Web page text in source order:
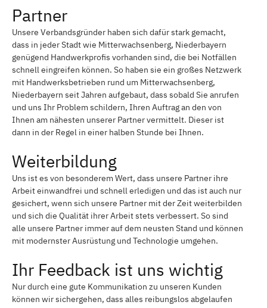
Partner
Unsere Verbandsgründer haben sich dafür stark gemacht,
dass in jeder Stadt wie Mitterwachsenberg, Niederbayern
genügend Handwerkprofis vorhanden sind, die bei Notfällen
schnell eingreifen können. So haben sie ein großes Netzwerk
mit Handwerksbetrieben rund um Mitterwachsenberg,
Niederbayern seit Jahren aufgebaut, dass sobald Sie anrufen
und uns Ihr Problem schildern, Ihren Auftrag an den von
Ihnen am nähesten unserer Partner vermittelt. Dieser ist
dann in der Regel in einer halben Stunde bei Ihnen.
Weiterbildung
Uns ist es von besonderem Wert, dass unsere Partner ihre
Arbeit einwandfrei und schnell erledigen und das ist auch nur
gesichert, wenn sich unsere Partner mit der Zeit weiterbilden
und sich die Qualität ihrer Arbeit stets verbessert. So sind
alle unsere Partner immer auf dem neusten Stand und können
mit modernster Ausrüstung und Technologie umgehen.
Ihr Feedback ist uns wichtig
Nur durch eine gute Kommunikation zu unseren Kunden
können wir sichergehen, dass alles reibungslos abgelaufen